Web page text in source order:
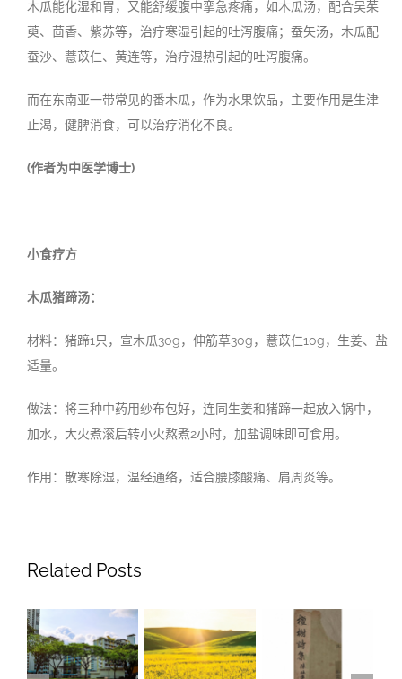
木瓜能化湿和胃，又能舒缓腹中挛急疼痛，如木瓜汤，配合吴茱
萸、茴香、紫苏等，治疗寒湿引起的吐泻腹痛；蚕矢汤，木瓜配
蚕沙、薏苡仁、黄连等，治疗湿热引起的吐泻腹痛。
而在东南亚一带常见的番木瓜，作为水果饮品，主要作用是生津
止渴，健脾消食，可以治疗消化不良。
(作者为中医学博士)
小食疗方
木瓜猪蹄汤：
材料：猪蹄1只，宣木瓜30g，伸筋草30g，薏苡仁10g，生姜、盐
适量。
做法：将三种中药用纱布包好，连同生姜和猪蹄一起放入锅中，
加水，大火煮滚后转小火熬煮2小时，加盐调味即可食用。
作用：散寒除湿，温经通络，适合腰膝酸痛、肩周炎等。
Related Posts